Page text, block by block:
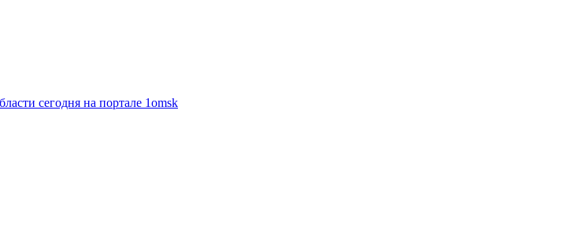
сегодня на портале 1omsk